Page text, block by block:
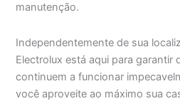
manutenção.
Independentemente de sua
Electrolux está aqui para garantir
continuem a funcionar
você aproveite ao máximo sua